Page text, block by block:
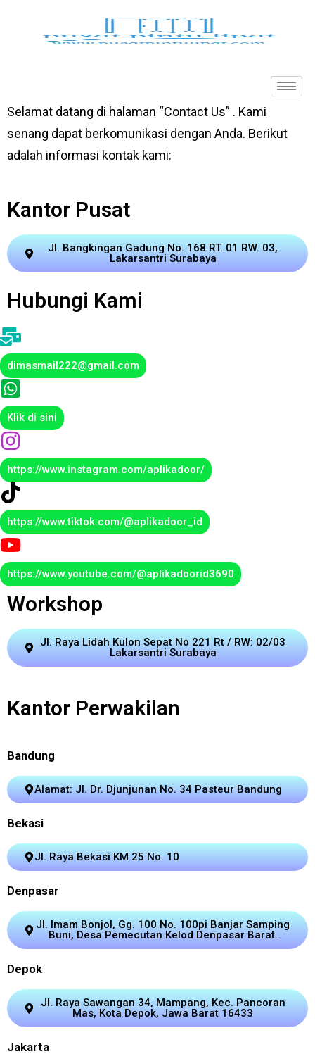
Selamat datang di halaman “Contact Us” . Kami
senang dapat berkomunikasi dengan Anda. Berikut
adalah informasi kontak kami:
Kantor Pusat
Jl. Bangkingan Gadung No. 168 RT. 01 RW. 03,
Lakarsantri Surabaya
Hubungi Kami
dimasmail222@gmail.com
Klik di sini
https://www.instagram.com/aplikadoor/
https://www.tiktok.com/@aplikadoor_id
https://www.youtube.com/@aplikadoorid3690
Workshop
Jl. Raya Lidah Kulon Sepat No 221 Rt / RW: 02/03
Lakarsantri Surabaya
Kantor Perwakilan
Bandung
Alamat: Jl. Dr. Djunjunan No. 34 Pasteur Bandung
Bekasi
Jl. Raya Bekasi KM 25 No. 10
Denpasar
Jl. Imam Bonjol, Gg. 100 No. 100pi Banjar Samping
Buni, Desa Pemecutan Kelod Denpasar Barat.
Depok
Jl. Raya Sawangan 34, Mampang, Kec. Pancoran
Mas, Kota Depok, Jawa Barat 16433
Jakarta